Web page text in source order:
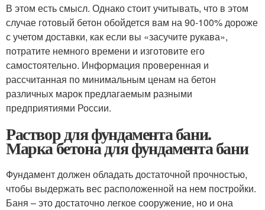
В этом есть смысл. Однако стоит учитывать, что в этом
случае готовый бетон обойдется вам на 90-100% дороже
с учетом доставки, как если вы «засучите рукава»,
потратите немного времени и изготовите его
самостоятельно. Информация проверенная и
рассчитанная по минимальным ценам на бетон
различных марок предлагаемым разными
предприятиями России.
Раствор для фундамента бани.
Марка бетона для фундамента бани
Фундамент должен обладать достаточной прочностью,
чтобы выдержать вес расположенной на нем постройки.
Баня – это достаточно легкое сооружение, но и она